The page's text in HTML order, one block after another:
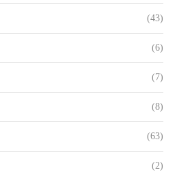
(43)
(6)
(7)
(8)
(63)
(2)